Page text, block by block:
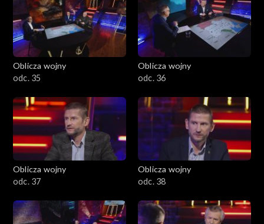
Oblicza wojny
odc. 35
Oblicza wojny
odc. 36
Oblicza wojny
odc. 37
Oblicza wojny
odc. 38